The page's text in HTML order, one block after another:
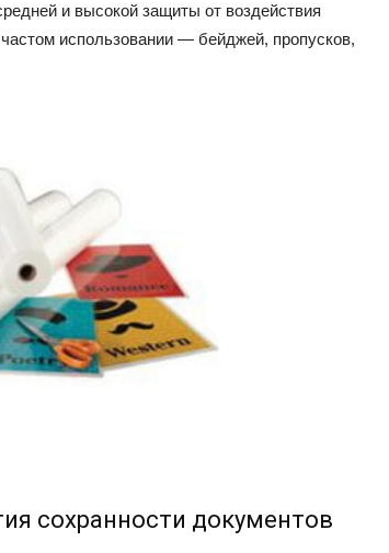
и высокой защиты от воздействия
использовании — бейджей, пропусков,
сохранности документов